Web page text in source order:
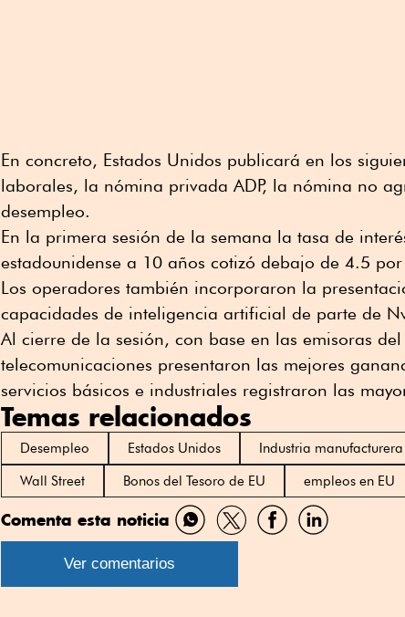
En concreto, Estados Unidos publicará en los
laborales, la nómina privada ADP, la nómina no
desempleo.
En la primera sesión de la semana la tasa de
estadounidense a 10 años cotizó debajo de 4.5
Los operadores también incorporaron la
capacidades de inteligencia artificial de parte de
Al cierre de la sesión, con base en las emisoras del
telecomunicaciones presentaron las mejores
servicios básicos e industriales registraron las
Temas relacionados
Desempleo Estados Unidos Industria manufacturera
Wall Street
Bonos del Tesoro de EU empleos en EU
Comenta esta noticia
Compartir
por
Compartir
por
CompartirCompartir
Ver comentarios